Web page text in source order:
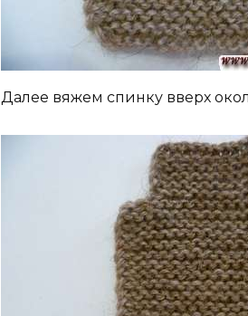
Далее вяжем спинку вверх